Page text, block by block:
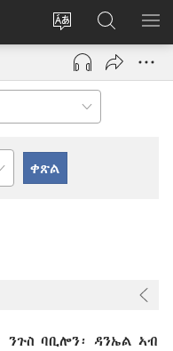
ቋንቋ
ወብ
ሳይት
እቶ
(opens
window)
ኣብ
JW.ORG
ድለ
ንጉስ ባቢሎን፡ ዳንኤል ኣብ